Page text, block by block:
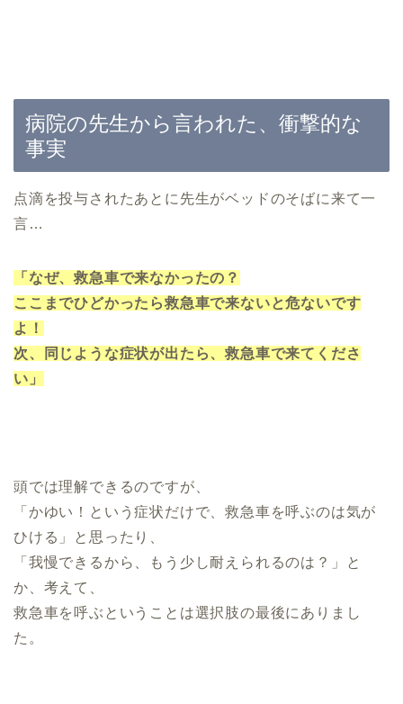
病院の先生から言われた、衝撃的な
事実
点滴を投与されたあとに先生がベッドのそばに来て一
言…
「なぜ、救急車で来なかったの？
ここまでひどかったら救急車で来ないと危ないです
よ！
次、同じような症状が出たら、救急車で来てくださ
い」
頭では理解できるのですが、
「かゆい！という症状だけで、救急車を呼ぶのは気が
ひける」と思ったり、
「我慢できるから、もう少し耐えられるのは？」と
か、考えて、
救急車を呼ぶということは選択肢の最後にありまし
た。